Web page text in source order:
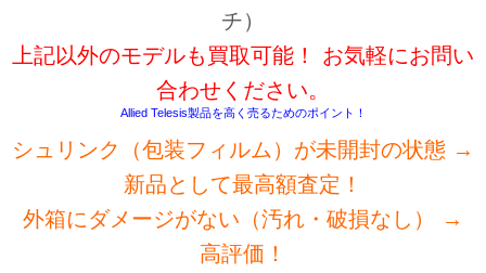
チ）
上記以外のモデルも買取可能！ お気軽にお問い
合わせください。
Allied Telesis製品を高く売るためのポイント！
シュリンク（包装フィルム）が未開封の状態 →
新品として最高額査定！
外箱にダメージがない（汚れ・破損なし） →
高評価！